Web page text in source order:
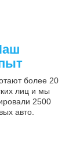
более 20
лиц и мы
2500
авто.